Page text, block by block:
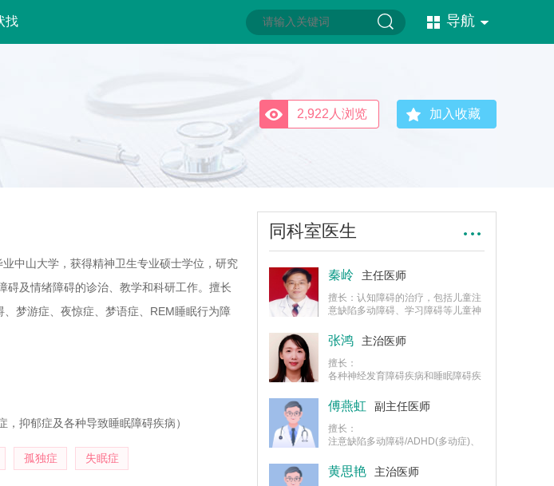
找 导航
加入收藏
2,922人浏览
中山大学，获得精神卫生专业硕士学位，研究
碍及情绪障碍的诊治、教学和科研工作。擅长
梦游症、夜惊症、梦语症、REM睡眠行为障
生厅自筹课题《重复经颅磁刺激对原发性失
抑郁症及各种导致睡眠障碍疾病）
孤独症 失眠症
同科室医生
秦岭 主任医师
擅长：认知障碍的治疗，包括儿童注
意缺陷多动障碍、学习障碍等儿童神
能障碍，对于睡眠障碍也有丰富的经
验。
张鸿 主治医师
擅长：
各种神经发育障碍疾病和睡眠障碍疾
育障碍儿童睡眠和认知功能相关性探
索。
傅燕虹 副主任医师
擅长：
注意缺陷多动障碍/ADHD(多动症)、
殊学习障碍、抽动障碍、痴呆、失眠
障碍、嗜睡障碍、发作性睡病、睡眠
黄思艳 主治医师